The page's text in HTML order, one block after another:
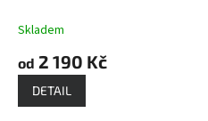
dodává vnitřní sílu a
Skladem
od 2 190 Kč
DETAIL